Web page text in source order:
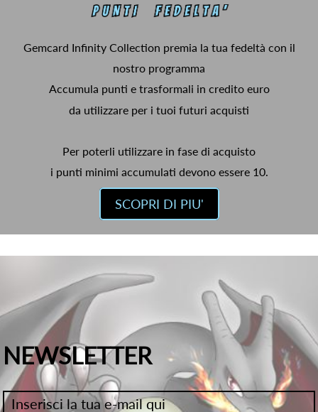
Gemcard Infinity Collection premia la tua fedeltà con il
nostro programma
Accumula punti e trasformali in credito euro
da utilizzare per i tuoi futuri acquisti
Per poterli utilizzare in fase di acquisto
i punti minimi accumulati devono essere 10.
SCOPRI DI PIU'
NEWSLETTER